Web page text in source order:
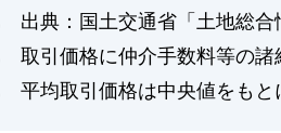
出典：国土交通省「土地総
取引価格に仲介手数料等の
平均取引価格は中央値をもと